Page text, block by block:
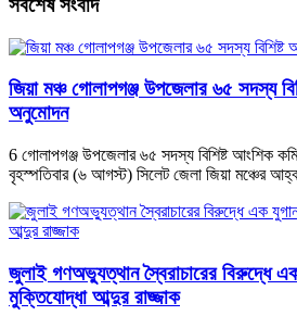
সর্বশেষ সংবাদ
জিয়া মঞ্চ গোলাপগঞ্জ উপজেলার ৬৫ সদস্য
অনুমোদন
6 গোলাপগঞ্জ উপজেলার ৬৫ সদস্য বিশিষ্ট আংশিক
বৃহস্পতিবার (৬ আগস্ট) সিলেট জেলা জিয়া মঞ্চের
জুলাই গণঅভ্যুত্থান স্বৈরাচারের বিরুদ্ধে
মুক্তিযোদ্ধা আব্দুর রাজ্জাক